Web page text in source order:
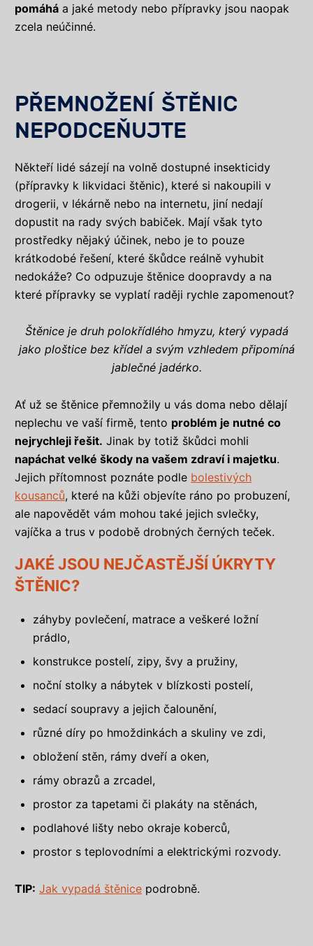
pomáhá a jaké metody nebo přípravky jsou naopak
zcela neúčinné.
PŘEMNOŽENÍ ŠTĚNIC
NEPODCEŇUJTE
Někteří lidé sázejí na volně dostupné insekticidy
(přípravky k likvidaci štěnic), které si nakoupili v
drogerii, v lékárně nebo na internetu, jiní nedají
dopustit na rady svých babiček. Mají však tyto
prostředky nějaký účinek, nebo je to pouze
krátkodobé řešení, které škůdce reálně vyhubit
nedokáže? Co odpuzuje štěnice doopravdy a na
které přípravky se vyplatí raději rychle zapomenout?
Štěnice je druh polokřídlého hmyzu, který vypadá
jako ploštice bez křídel a svým vzhledem připomíná
jablečné jadérko.
Ať už se štěnice přemnožily u vás doma nebo dělají
neplechu ve vaší firmě, tento problém je nutné co
nejrychleji řešit. Jinak by totiž škůdci mohli
napáchat velké škody na vašem zdraví i majetku.
Jejich přítomnost poznáte podle bolestivých
kousanců, které na kůži objevíte ráno po probuzení,
ale napovědět vám mohou také jejich svlečky,
vajíčka a trus v podobě drobných černých teček.
JAKÉ JSOU NEJČASTĚJŠÍ ÚKRYTY
ŠTĚNIC?
záhyby povlečení, matrace a veškeré ložní
prádlo,
konstrukce postelí, zipy, švy a pružiny,
noční stolky a nábytek v blízkosti postelí,
sedací soupravy a jejich čalounění,
různé díry po hmoždinkách a skuliny ve zdi,
obložení stěn, rámy dveří a oken,
rámy obrazů a zrcadel,
prostor za tapetami či plakáty na stěnách,
podlahové lišty nebo okraje koberců,
prostor s teplovodními a elektrickými rozvody.
TIP: Jak vypadá štěnice podrobně.